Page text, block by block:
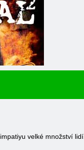
velké množství